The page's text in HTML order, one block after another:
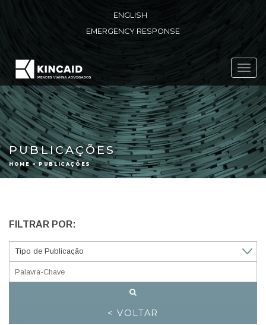
ENGLISH
EMERGENCY RESPONSE
PUBLICAÇÕES
HOME > PUBLICAÇÕES
FILTRAR POR:
< VOLTAR